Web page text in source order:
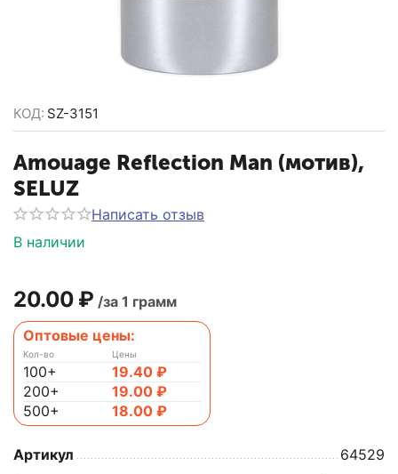
КОД: SZ-3151
Amouage Reflection Man (мотив),
SELUZ
Написать отзыв
В наличии
20.00 ₽ /за 1 грамм
Оптовые цены:
Кол-во
100+
200+
500+
Цены
19.40 ₽
19.00 ₽
18.00 ₽
Артикул
64529